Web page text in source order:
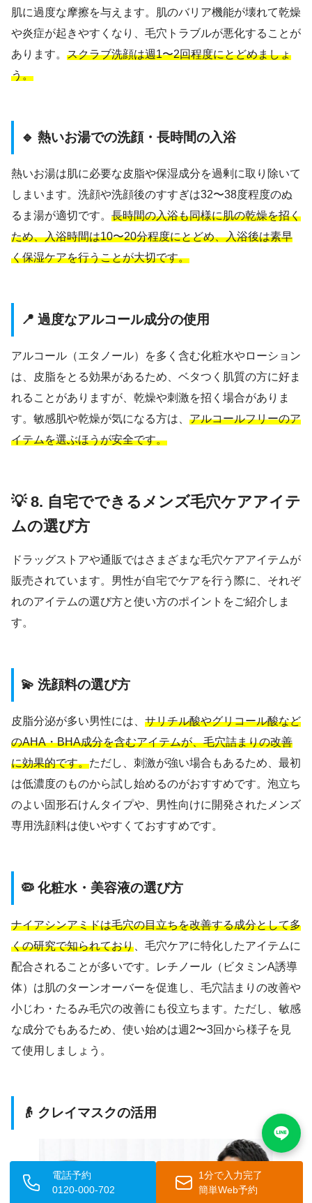
肌に過度な摩擦を与えます。肌のバリア機能が壊れて乾燥
や炎症が起きやすくなり、毛穴トラブルが悪化することが
あります。 スクラブ洗顔は週1〜2回程度にとどめましょ
う。
🔹 熱いお湯での洗顔・長時間の入浴
熱いお湯は肌に必要な皮脂や保湿成分を過剰に取り除いて
しまいます。洗顔や洗顔後のすすぎは32〜38度程度のぬ
るま湯が適切です。 長時間の入浴も同様に肌の乾燥を招く
ため、入浴時間は10〜20分程度にとどめ、入浴後は素早
く保湿ケアを行うことが大切です。
📍 過度なアルコール成分の使用
アルコール（エタノール）を多く含む化粧水やローション
は、皮脂をとる効果があるため、ベタつく肌質の方に好ま
れることがありますが、乾燥や刺激を招く場合がありま
す。敏感肌や乾燥が気になる方は、 アルコールフリーのア
イテムを選ぶほうが安全です。
💡 8. 自宅でできるメンズ毛穴ケアアイテ
ムの選び方
ドラッグストアや通販ではさまざまな毛穴ケアアイテムが
販売されています。男性が自宅でケアを行う際に、それぞ
れのアイテムの選び方と使い方のポイントをご紹介しま
す。
💫 洗顔料の選び方
皮脂分泌が多い男性には、 サリチル酸やグリコール酸など
のAHA・BHA成分を含むアイテムが、毛穴詰まりの改善
に効果的です。ただし、刺激が強い場合もあるため、最初
は低濃度のものから試し始めるのがおすすめです。泡立ち
のよい固形石けんタイプや、男性向けに開発されたメンズ
専用洗顔料は使いやすくておすすめです。
🦠 化粧水・美容液の選び方
ナイアシンアミドは毛穴の目立ちを改善する成分として多
くの研究で知られており 、毛穴ケアに特化したアイテムに
配合されることが多いです。レチノール（ビタミンA誘導
体）は肌のターンオーバーを促進し、毛穴詰まりの改善や
小じわ・たるみ毛穴の改善にも役立ちます。ただし、敏感
な成分でもあるため、使い始めは週2〜3回から様子を見
て使用しましょう。
👴 クレイマスクの活用
電話予約
0120-000-702
1分で入力完了
簡単Web予約